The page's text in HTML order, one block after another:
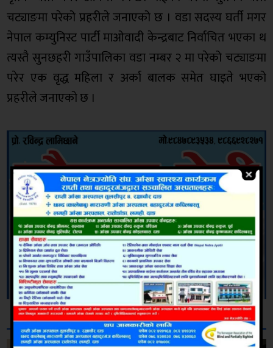
चट्याङमा परेको प्रहरीले जनाएको छ । वडा सदस्य घर्ती मगर
नेपाल कम्युनिस्ट पार्टी माओवादी केन्द्रबाट निर्वाचित भएका थ
त्यस्तै सुनछहरी गाउँपालिका वडा नम्बर २ मा परेको चट्याङमा
परेर एक वृद्ध महिला र अर्का बालक समेत घाइते भएको
प्रहरीले जनाएको छ ।
सम्बन्धित